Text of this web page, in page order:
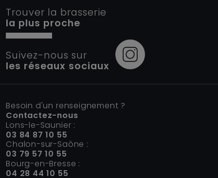
Trouver la brasserie
la plus proche
Suivez-nous sur
les réseaux sociaux
Besoin d'un renseignement ?
Contactez-nous
Lons-le-Saunier :
03 84 87 10 55
Chalon-sur-Saône :
03 79 57 10 55
Bourg-en-Bresse :
04 28 44 10 55